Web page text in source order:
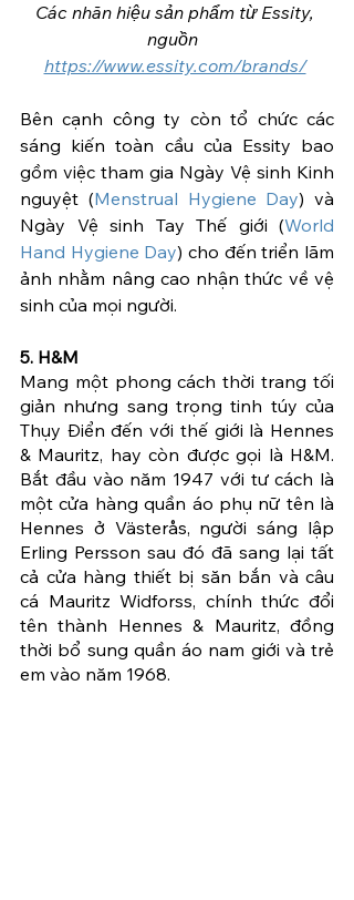
Các nhãn hiệu sản phẩm từ Essity,
nguồn
https://www.essity.com/brands/
Bên cạnh công ty còn tổ chức các
sáng kiến toàn cầu của Essity bao
gồm việc tham gia Ngày Vệ sinh Kinh
nguyệt (Menstrual Hygiene Day) và
Ngày Vệ sinh Tay Thế giới (World
Hand Hygiene Day) cho đến triển lãm
ảnh nhằm nâng cao nhận thức về vệ
sinh của mọi người.
5. H&M
Mang một phong cách thời trang tối
giản nhưng sang trọng tinh túy của
Thụy Điển đến với thế giới là Hennes
& Mauritz, hay còn được gọi là H&M.
Bắt đầu vào năm 1947 với tư cách là
một cửa hàng quần áo phụ nữ tên là
Hennes ở Västerås, người sáng lập
Erling Persson sau đó đã sang lại tất
cả cửa hàng thiết bị săn bắn và câu
cá Mauritz Widforss, chính thức đổi
tên thành Hennes & Mauritz, đồng
thời bổ sung quần áo nam giới và trẻ
em vào năm 1968.